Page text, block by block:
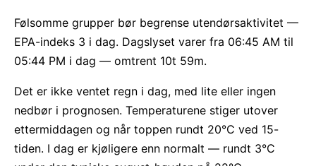
Følsomme grupper bør begrense utendørsaktivitet —
EPA-indeks 3 i dag. Dagslyset varer fra 06:45 AM til
05:44 PM i dag — omtrent 10t 59m.
Det er ikke ventet regn i dag, med lite eller ingen
nedbør i prognosen. Temperaturene stiger utover
ettermiddagen og når toppen rundt 20°C ved 15-
tiden. I dag er kjøligere enn normalt — rundt 3°C